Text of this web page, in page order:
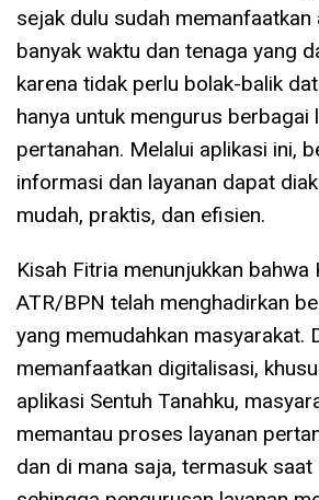
sejak dulu sudah
banyak waktu dan tenaga yang
karena tidak perlu bolak-balik
hanya untuk mengurus berbagai
pertanahan. Melalui aplikasi ini,
informasi dan layanan dapat
mudah, praktis, dan efisien.
Kisah Fitria menunjukkan bahwa
ATR/BPN telah menghadirkan
yang memudahkan masyarakat.
memanfaatkan digitalisasi,
aplikasi Sentuh Tanahku,
memantau proses layanan
dan di mana saja, termasuk saat